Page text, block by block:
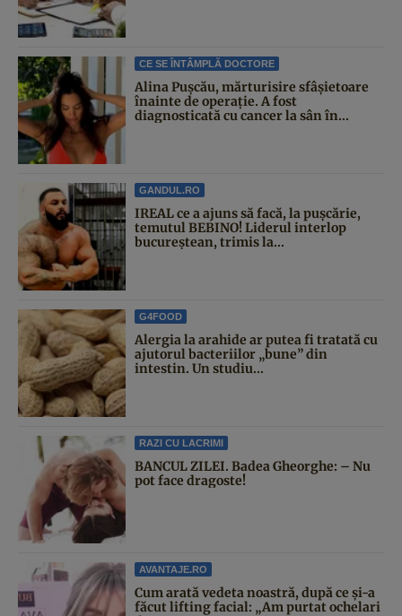
CE SE ÎNTÂMPLĂ DOCTORE
Alina Pușcău, mărturisire sfâșietoare
înainte de operație. A fost
diagnosticată cu cancer la sân în...
GANDUL.RO
IREAL ce a ajuns să facă, la pușcărie,
temutul BEBINO! Liderul interlop
bucureștean, trimis la...
G4FOOD
Alergia la arahide ar putea fi tratată cu
ajutorul bacteriilor „bune” din
intestin. Un studiu...
RAZI CU LACRIMI
BANCUL ZILEI. Badea Gheorghe: – Nu
pot face dragoste!
AVANTAJE.RO
Cum arată vedeta noastră, după ce și-a
făcut lifting facial: „Am purtat ochelari